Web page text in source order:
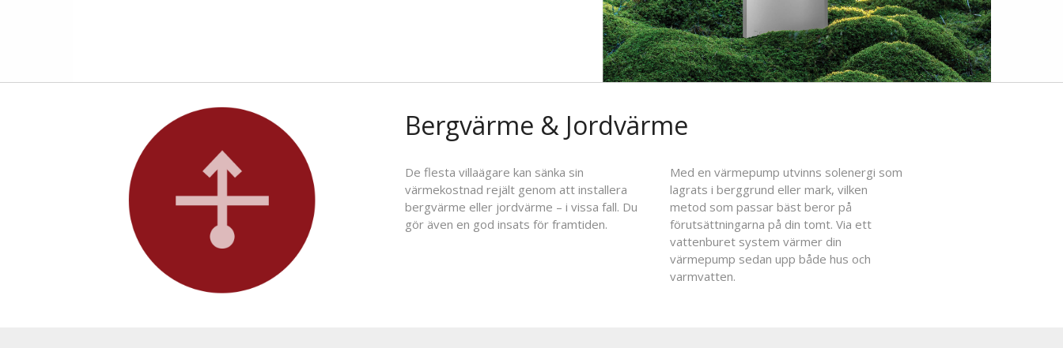
Bergvärme & Jordvärme
De flesta villaägare kan sänka sin
värmekostnad rejält genom att installera
bergvärme eller jordvärme – i vissa fall. Du
gör även en god insats för framtiden.
Med en värmepump utvinns solenergi som
lagrats i berggrund eller mark, vilken
metod som passar bäst beror på
förutsättningarna på din tomt. Via ett
vattenburet system värmer din
värmepump sedan upp både hus och
varmvatten.